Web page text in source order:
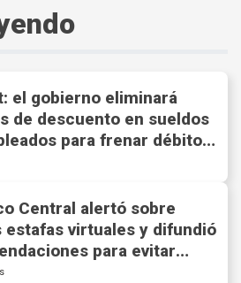
el gobierno eliminará
de descuento en sueldos
para frenar débitos
Central alertó sobre
estafas virtuales y difundió
para evitar